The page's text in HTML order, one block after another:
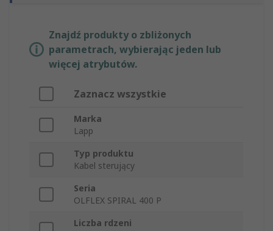
Znajdź produkty o zbliżonych
parametrach, wybierając jeden lub
więcej atrybutów.
Zaznacz wszystkie
Marka
Lapp
Typ produktu
Kabel sterujący
Seria
OLFLEX SPIRAL 400 P
Liczba rdzeni